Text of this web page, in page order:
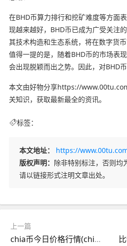
在BHD币算力排行和挖矿难度等方面
现越来越好，BHD币已成为广受关注
其技术构造和生态系统，将在数字货
值得一提的是，随着BHD币的市场表
会出现脱颖而出之势。因此，对BHD
本文由好物分享https://
关知识，获取最新最全的资讯。
标签：
本文地址：
https://
版权声明： 除非特别标注，否则均
请以链接形式注明文章出处。
上一篇
chia币今日价格行情(chia币最新价格)